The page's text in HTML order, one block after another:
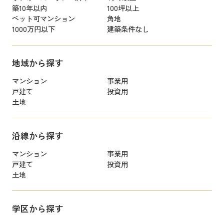
築10年以内
100坪以上
ペット可マンション
角地
1000万円以下
建築条件なし
地域から探す
マンション
事業用
戸建て
投資用
土地
沿線から探す
マンション
事業用
戸建て
投資用
土地
学区から探す